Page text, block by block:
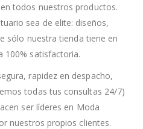
todos nuestros productos.
sea de elite: diseños,
sólo nuestra tienda tiene en
100% satisfactoria.
rapidez en despacho,
todas tus consultas 24/7)
ser líderes en Moda
nuestros propios clientes.